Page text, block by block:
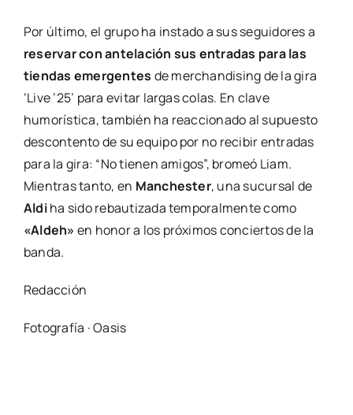
Por último, el grupo ha instado a sus seguidores a
reservar con antelación sus entradas para las
tiendas emergentes de merchandising de la gira
‘Live ’25’ para evitar largas colas. En clave
humorística, también ha reaccionado al supuesto
descontento de su equipo por no recibir entradas
para la gira: “No tienen amigos”, bromeó Liam.
Mientras tanto, en Manchester, una sucursal de
Aldiha sido rebautizada temporalmente como
«Aldeh» en honor a los próximos conciertos de la
banda.
Redacción
Fotografía · Oasis